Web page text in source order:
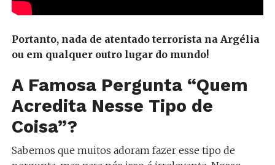
Portanto, nada de atentado terrorista na Argélia
ou em qualquer outro lugar do mundo!
A Famosa Pergunta “Quem
Acredita Nesse Tipo de
Coisa”?
Sabemos que muitos adoram fazer esse tipo de